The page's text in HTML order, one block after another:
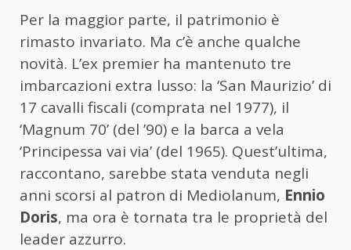
Per la maggior parte, il patrimonio è
rimasto invariato. Ma c’è anche qualche
novità. L’ex premier ha mantenuto tre
imbarcazioni extra lusso: la ‘San Maurizio’ di
17 cavalli fiscali (comprata nel 1977), il
‘Magnum 70’ (del ’90) e la barca a vela
‘Principessa vai via’ (del 1965). Quest’ultima,
raccontano, sarebbe stata venduta negli
anni scorsi al patron di Mediolanum, Ennio
Doris, ma ora è tornata tra le proprietà del
leader azzurro.